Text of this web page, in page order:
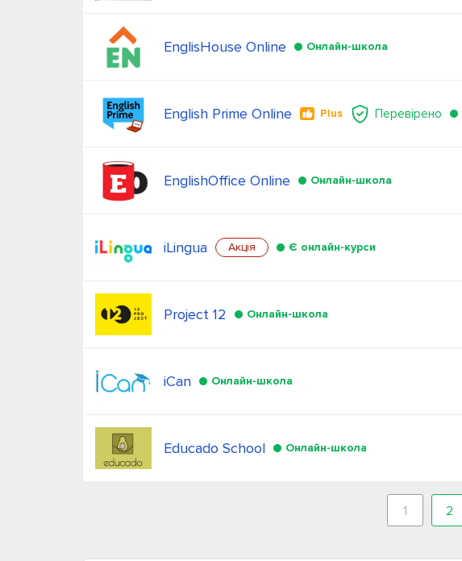
EnglisHouse Online Онлайн-школа
English Prime Online Plus Перевірено
EnglishOffice Online Онлайн-школа
iLingua Акція Є онлайн-курси
Project 12 Онлайн-школа
iCan Онлайн-школа
Educado School Онлайн-школа
1 2